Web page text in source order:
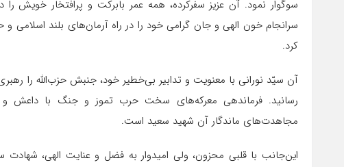
سوگوار نمود. آن عزیز سفرکرده، همه عمر بابرکت و پرافتخار خویش
سرانجام خون الهی و جان گرامی خود را در راه آرمان‌های بلند
کرد.
آن سیّد نورانی با معنویت و تدابیر بی‌خطیر خود، جنبش حزب‌الله را
رسانید. فرماندهی معرکه‌های سخت حرب تموز و جنگ با داعش و
مجاهدت‌های ماندگار آن شهید سعید است.
این‌جانب با قلبی محزون، ولی امیدوار به فضل و عنایت الهی،